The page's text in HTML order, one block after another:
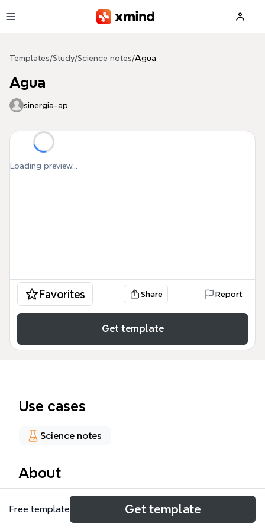
Templates/Study/Science notes/Agua
Agua
sinergia-ap
Loading preview...
Favorites Share Report
Get template
Use cases
Science notes
About
El agua (H₂O) es una molécula esencial para la vida,
con una estructura angular que forma un ángulo de
Free template Get template